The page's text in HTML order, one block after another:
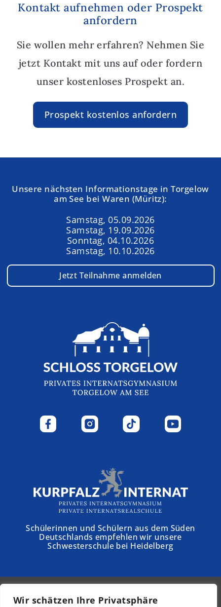
Wir schätzen Ihre Privatsphäre
Kontakt aufnehmen oder Prospekt
anfordern
Sie wollen mehr erfahren? Nehmen Sie
jetzt Kontakt mit uns auf oder fordern
unser kostenloses Prospekt an.
Prospekt kostenlos anfordern
Unsere nächsten Informationstage in Torgelow
am See bei Waren (Müritz):
Samstag, 05.09.2026
Samstag, 19.09.2026
Sonntag, 04.10.2026
Samstag, 10.10.2026
Jetzt Teilnahme anmelden
Schülerinnen und Schülern aus dem Süden
Deutschlands empfehlen wir unsere
Schwesterschule bei Heidelberg